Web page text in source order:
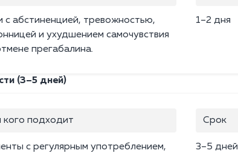
абстиненцией, тревожностью,
и ухудшением самочувствия
прегабалина.
1–2 дня
(3–5 дней)
кого подходит
с регулярным употреблением,
Срок
3–5 дней